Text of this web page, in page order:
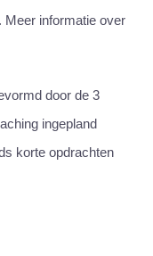
Meer informatie over
door de 3
ingepland
korte opdrachten